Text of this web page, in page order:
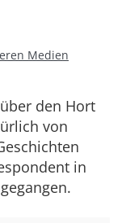
Medien
den Hort
von
in